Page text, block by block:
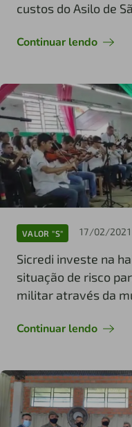
custos do Asilo de
Continuar lendo
VALOR "S" 17/02/2021
Sicredi investe na
situação de risco
militar através da
Continuar lendo